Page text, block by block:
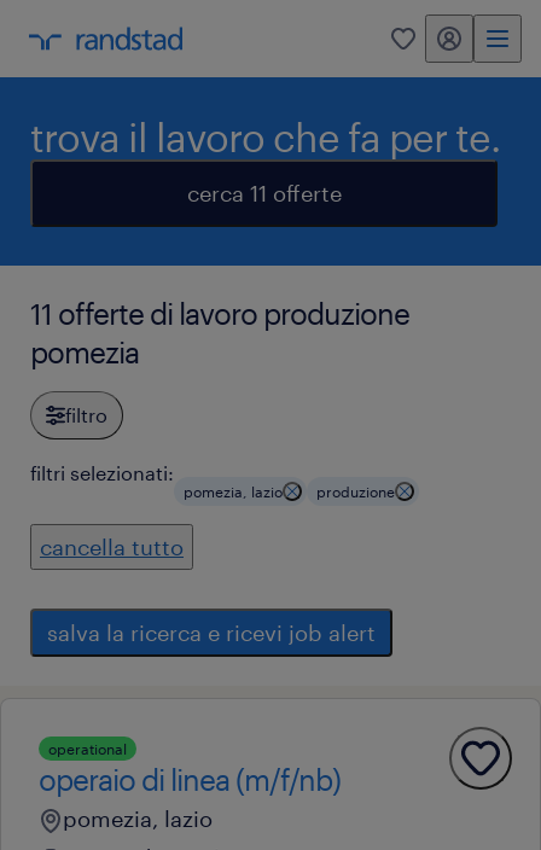
0 my randstad
trova il lavoro che fa per te.
cerca 11 offerte
11 offerte di lavoro produzione
pomezia
filtro
filtri selezionati:
pomezia, lazio produzione
cancella tutto
salva la ricerca e ricevi job alert
operational
operaio di linea (m/f/nb)
pomezia, lazio